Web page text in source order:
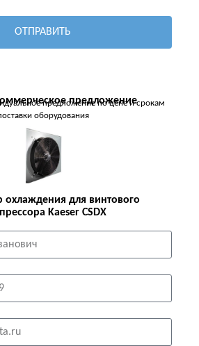
ОТПРАВИТЬ
предложение
предложение по цене и срокам
оборудования
охлаждения для винтового
Kaeser CSDX